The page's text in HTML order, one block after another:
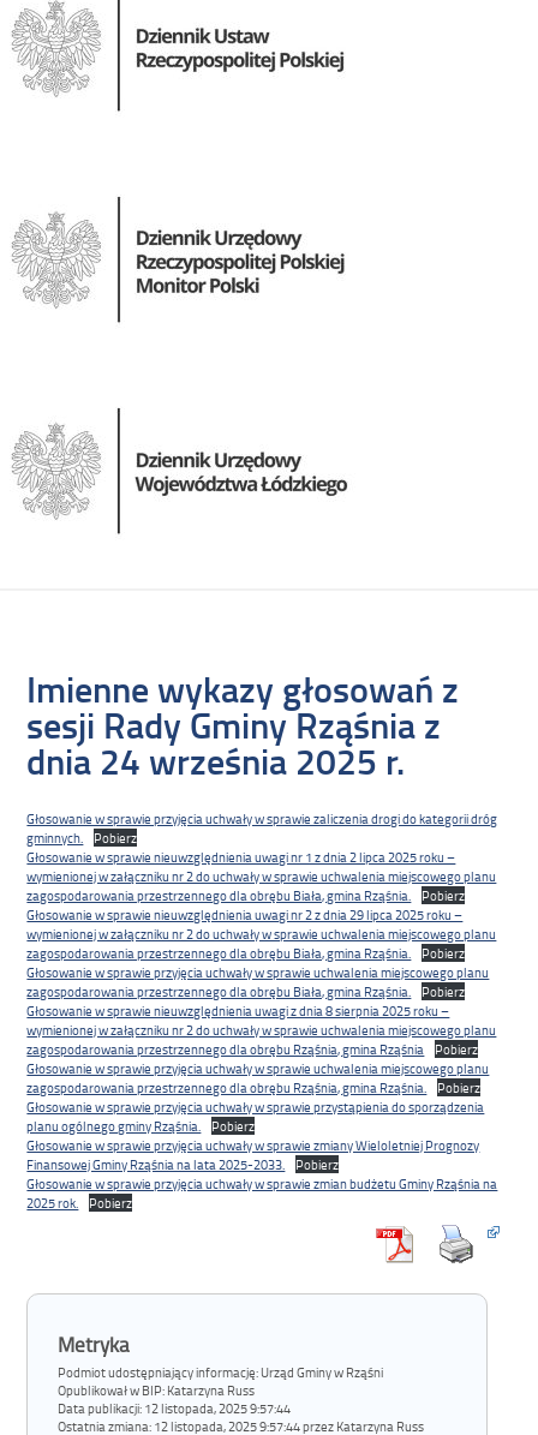
Imienne wykazy głosowań z
sesji Rady Gminy Rząśnia z
dnia 24 września 2025 r.
Głosowanie w sprawie przyjęcia uchwały w sprawie zaliczenia drogi do kategorii dróg
gminnych.
Pobierz
Głosowanie w sprawie nieuwzględnienia uwagi nr 1 z dnia 2 lipca 2025 roku –
wymienionej w załączniku nr 2 do uchwały w sprawie uchwalenia miejscowego planu
zagospodarowania przestrzennego dla obrębu Biała, gmina Rząśnia.
Pobierz
Głosowanie w sprawie nieuwzględnienia uwagi nr 2 z dnia 29 lipca 2025 roku –
wymienionej w załączniku nr 2 do uchwały w sprawie uchwalenia miejscowego planu
zagospodarowania przestrzennego dla obrębu Biała, gmina Rząśnia.
Pobierz
Głosowanie w sprawie przyjęcia uchwały w sprawie uchwalenia miejscowego planu
zagospodarowania przestrzennego dla obrębu Biała, gmina Rząśnia.
Pobierz
Głosowanie w sprawie nieuwzględnienia uwagi z dnia 8 sierpnia 2025 roku –
wymienionej w załączniku nr 2 do uchwały w sprawie uchwalenia miejscowego planu
zagospodarowania przestrzennego dla obrębu Rząśnia, gmina Rząśnia
Pobierz
Głosowanie w sprawie przyjęcia uchwały w sprawie uchwalenia miejscowego planu
zagospodarowania przestrzennego dla obrębu Rząśnia, gmina Rząśnia.
Pobierz
Głosowanie w sprawie przyjęcia uchwały w sprawie przystąpienia do sporządzenia
planu ogólnego gminy Rząśnia.
Pobierz
Głosowanie w sprawie przyjęcia uchwały w sprawie zmiany Wieloletniej Prognozy
Finansowej Gminy Rząśnia na lata 2025-2033.
Pobierz
Głosowanie w sprawie przyjęcia uchwały w sprawie zmian budżetu Gminy Rząśnia na
2025 rok.
Pobierz
Metryka
Podmiot udostępniający informację: Urząd Gminy w Rząśni
Opublikował w BIP: Katarzyna Russ
Data publikacji: 12 listopada, 2025 9:57:44
Ostatnia zmiana: 12 listopada, 2025 9:57:44 przez Katarzyna Russ